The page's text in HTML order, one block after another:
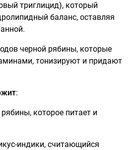
триглицид), который
баланс, оставляя
черной рябины, которые
тонизируют и придают
:
которое питает и
считающийся